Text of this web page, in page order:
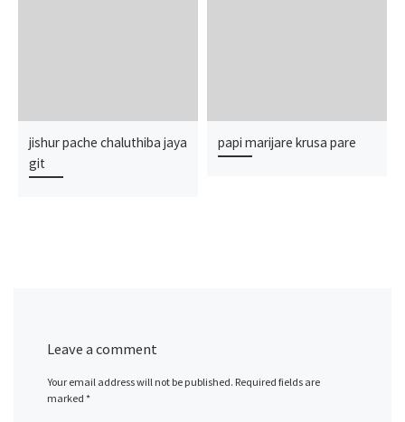
jishur pache chaluthiba jaya
git
papi marijare krusa pare
Leave a comment
Your email address will not be published. Required fields are
marked *